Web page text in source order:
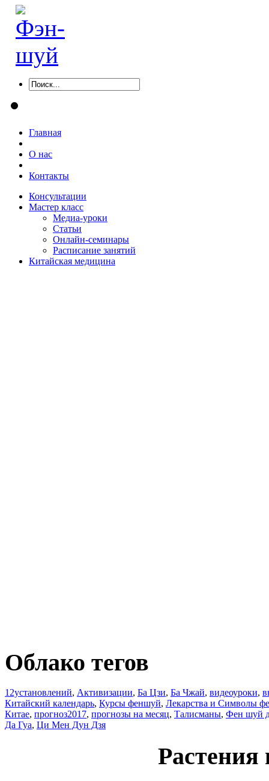
Главная
О нас
Контакты
Консультации
Мастер класс
Медиа-уроки
Статьи
Онлайн-семинары
Расписание занятий
Китайская медицина
Облако тегов
12установлений, Активизации, Ба Цзи, Ба Чжай, видеоуроки,
Китайский календарь, Курсы феншуй, Лекарства и Символы
Китае, прогноз2017, прогнозы на месяц, Талисманы, Фен шуй
Да Гуа, Ци Мен Дун Дзя